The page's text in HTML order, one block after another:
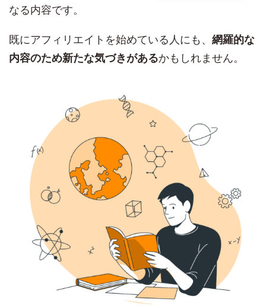
なる内容です。
既にアフィリエイトを始めている人にも、 網羅的な
内容のため新たな気づきがあるかもしれません。